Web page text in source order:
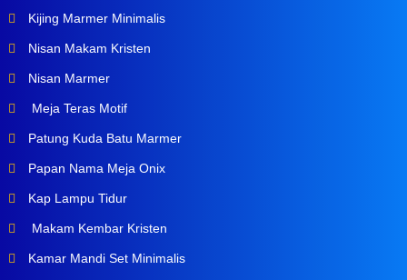
Kijing Marmer Minimalis
Nisan Makam Kristen
Nisan Marmer
Meja Teras Motif
Patung Kuda Batu Marmer
Papan Nama Meja Onix
Kap Lampu Tidur
Makam Kembar Kristen
Kamar Mandi Set Minimalis